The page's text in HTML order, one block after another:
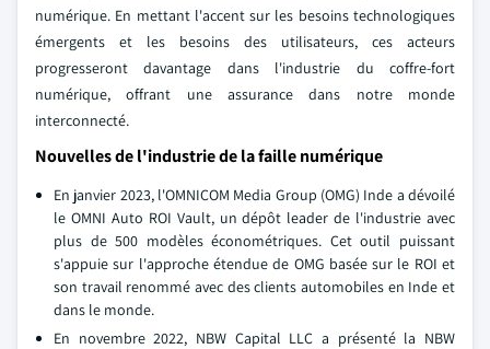
numérique. En mettant l'accent sur les besoins technologiques
émergents et les besoins des utilisateurs, ces acteurs
progresseront davantage dans l'industrie du coffre-fort
numérique, offrant une assurance dans notre monde
interconnecté.
Nouvelles de l'industrie de la faille numérique
En janvier 2023, l'OMNICOM Media Group (OMG) Inde a dévoilé
le OMNI Auto ROI Vault, un dépôt leader de l'industrie avec
plus de 500 modèles économétriques. Cet outil puissant
s'appuie sur l'approche étendue de OMG basée sur le ROI et
son travail renommé avec des clients automobiles en Inde et
dans le monde.
En novembre 2022, NBW Capital LLC a présenté la NBW